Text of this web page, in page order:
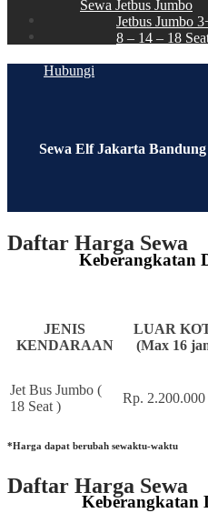
Sewa Jetbus Jumbo
Jetbus Jumbo
8 – 14 – 18
Hubungi
Sewa Elf Jakarta Bandung
Daftar Harga Sewa
Keberangkatan
JENIS
KENDARAAN
LUAR
(Max 16
Jet Bus Jumbo (
18 Seat )
Rp. 2.200.000
*Harga dapat berubah sewaktu-waktu
Daftar Harga Sewa
Keberangkatan